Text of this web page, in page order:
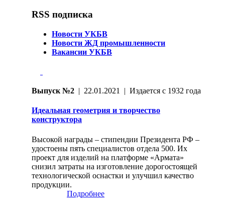
RSS подписка
Новости УКБВ
Новости ЖД промышленности
Вакансии УКБВ
Выпуск №2 | 22.01.2021 | Издается с 1932 года
Идеальная геометрия и творчество
конструктора
Высокой награды – стипендии Президента РФ –
удостоены пять специалистов отдела 500. Их
проект для изделий на платформе «Армата»
снизил затраты на изготовление дорогостоящей
технологической оснастки и улучшил качество
продукции.
Подробнее